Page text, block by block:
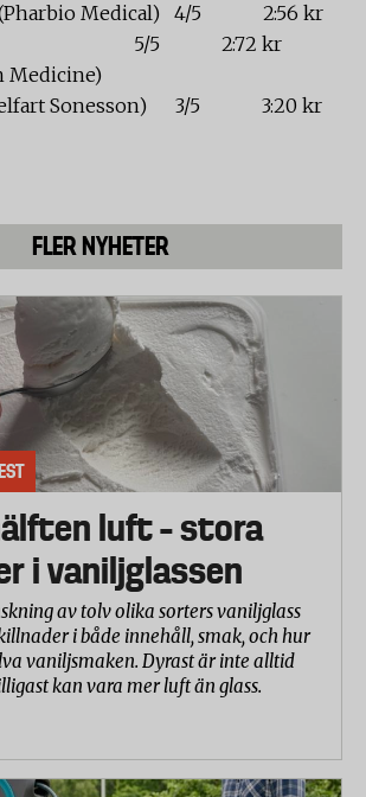
(Pharbio Medical) 4/5 2:56 kr
5/5 2:72 kr
Medicine)
Sonesson) 3/5 3:20 kr
FLER NYHETER
luft – stora
i vaniljglassen
av tolv olika sorters vaniljglass
i både innehåll, smak, och hur
vaniljsmaken. Dyrast är inte alltid
kan vara mer luft än glass.